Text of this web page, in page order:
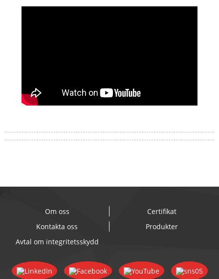
Om oss
Certifikat
Kontakta oss
Produkter
Avtal om integritetsskydd